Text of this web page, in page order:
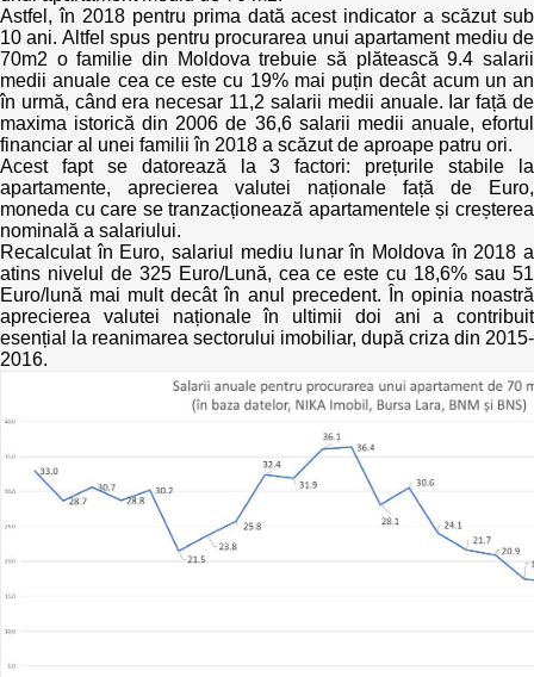
Astfel, în 2018 pentru prima dată acest indicator a scăzut sub
10 ani. Altfel spus pentru procurarea unui apartament mediu de
70m2 o familie din Moldova trebuie să plătească 9.4 salarii
medii anuale cea ce este cu 19% mai puțin decât acum un an
în urmă, când era necesar 11,2 salarii medii anuale. Iar față de
maxima istorică din 2006 de 36,6 salarii medii anuale, efortul
financiar al unei familii în 2018 a scăzut de aproape patru ori.
Acest fapt se datorează la 3 factori: prețurile stabile la
apartamente, aprecierea valutei naționale față de Euro,
moneda cu care se tranzacționează apartamentele și creșterea
nominală a salariului.
Recalculat în Euro, salariul mediu lunar în Moldova în 2018 a
atins nivelul de 325 Euro/Lună, cea ce este cu 18,6% sau 51
Euro/lună mai mult decât în anul precedent. În opinia noastră
aprecierea valutei naționale în ultimii doi ani a contribuit
esențial la reanimarea sectorului imobiliar, după criza din 2015-
2016.